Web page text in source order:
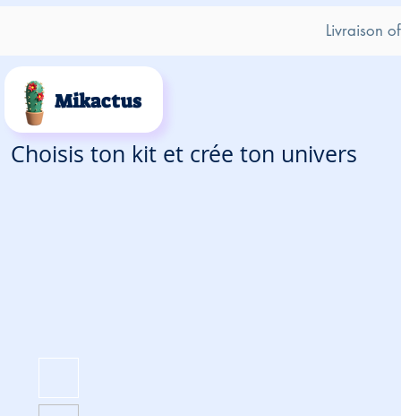
Livraison
Mikactus
Choisis ton kit et crée ton univers